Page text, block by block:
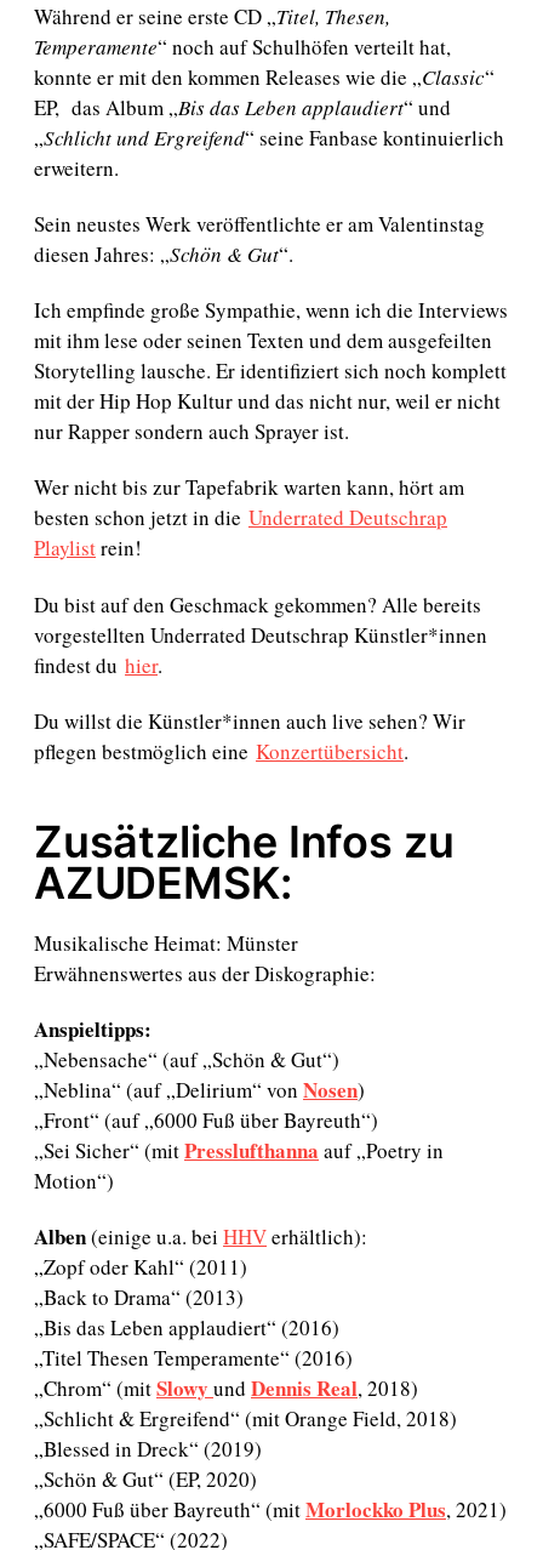
Während er seine erste CD „Titel, Thesen,
Temperamente“ noch auf Schulhöfen verteilt hat,
konnte er mit den kommen Releases wie die „Classic“
EP, das Album „Bis das Leben applaudiert“ und
„Schlicht und Ergreifend“ seine Fanbase kontinuierlich
erweitern.
Sein neustes Werk veröffentlichte er am Valentinstag
diesen Jahres: „Schön & Gut“.
Ich empfinde große Sympathie, wenn ich die Interviews
mit ihm lese oder seinen Texten und dem ausgefeilten
Storytelling lausche. Er identifiziert sich noch komplett
mit der Hip Hop Kultur und das nicht nur, weil er nicht
nur Rapper sondern auch Sprayer ist.
Wer nicht bis zur Tapefabrik warten kann, hört am
besten schon jetzt in die Underrated Deutschrap
Playlistrein!
Du bist auf den Geschmack gekommen? Alle bereits
vorgestellten Underrated Deutschrap Künstler*innen
findest du hier.
Du willst die Künstler*innen auch live sehen? Wir
pflegen bestmöglich eine Konzertübersicht.
Zusätzliche Infos zu
AZUDEMSK:
Musikalische Heimat: Münster
Erwähnenswertes aus der Diskographie:
Anspieltipps:
„Nebensache“ (auf „Schön & Gut“)
„Neblina“ (auf „Delirium“ von Nosen)
„Front“ (auf „6000 Fuß über Bayreuth“)
„Sei Sicher“ (mitPresslufthanna auf „Poetry in
Motion“)
Alben(einige u.a. bei HHVerhältlich):
„Zopf oder Kahl“ (2011)
„Back to Drama“ (2013)
„Bis das Leben applaudiert“ (2016)
„Titel Thesen Temperamente“ (2016)
„Chrom“ (mitSlowy und Dennis Real, 2018)
„Schlicht & Ergreifend“ (mit Orange Field, 2018)
„Blessed in Dreck“ (2019)
„Schön & Gut“ (EP, 2020)
„6000 Fuß über Bayreuth“ (mitMorlockko Plus, 2021)
„SAFE/SPACE“ (2022)